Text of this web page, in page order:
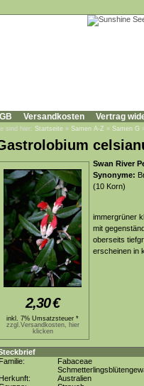
Versandkosten Vertrag
sind hier: Startseite » Samen A-Z » Samen G
2,30€
inkl. 7% Umsatzsteuer *
zzgl.Versandkosten, hier
klicken
Swan River
Synonyme:
(10 Korn)
immergrüner
mit
oberseits
erscheinen in
Familie:
Fabaceae
Herkunft:
Australien